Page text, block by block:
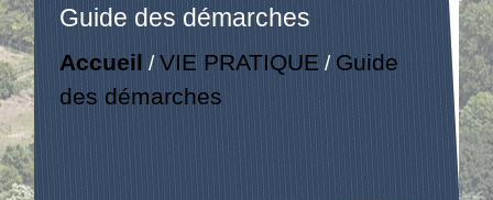
Guide des démarches
Accueil /VIE PRATIQUE / Guide
des démarches